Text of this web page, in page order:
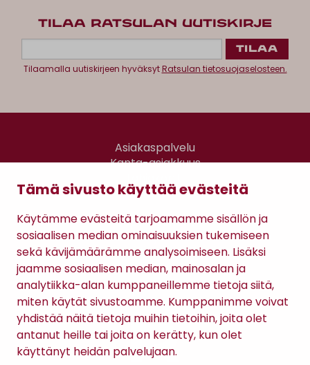
Tämä sivusto käyttää evästeitä
Käytämme evästeitä tarjoamamme sisällön ja
sosiaalisen median ominaisuuksien tukemiseen
sekä kävijämäärämme analysoimiseen. Lisäksi
jaamme sosiaalisen median, mainosalan ja
analytiikka-alan kumppaneillemme tietoja siitä,
miten käytät sivustoamme. Kumppanimme voivat
yhdistää näitä tietoja muihin tietoihin, joita olet
antanut heille tai joita on kerätty, kun olet
käyttänyt heidän palvelujaan.
TILAA RATSULAN UUTISKIRJE
Tilaamalla uutiskirjeen hyväksytRatsulan tietosuojaselosteen.
Asiakaspalvelu
Kanta-asiakkuus
Gomee Ratsula Café
Sopimusehdot
Tietosuojaseloste
Maksutavat